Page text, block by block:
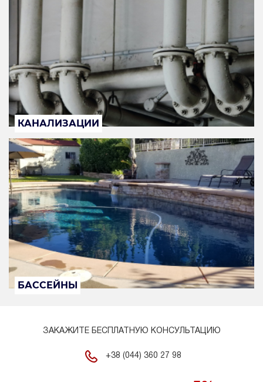
КАНАЛИЗАЦИИ
БАССЕЙНЫ
ЗАКАЖИТЕ БЕСПЛАТНУЮ КОНСУЛЬТАЦИЮ
+38 (044) 360 27 98